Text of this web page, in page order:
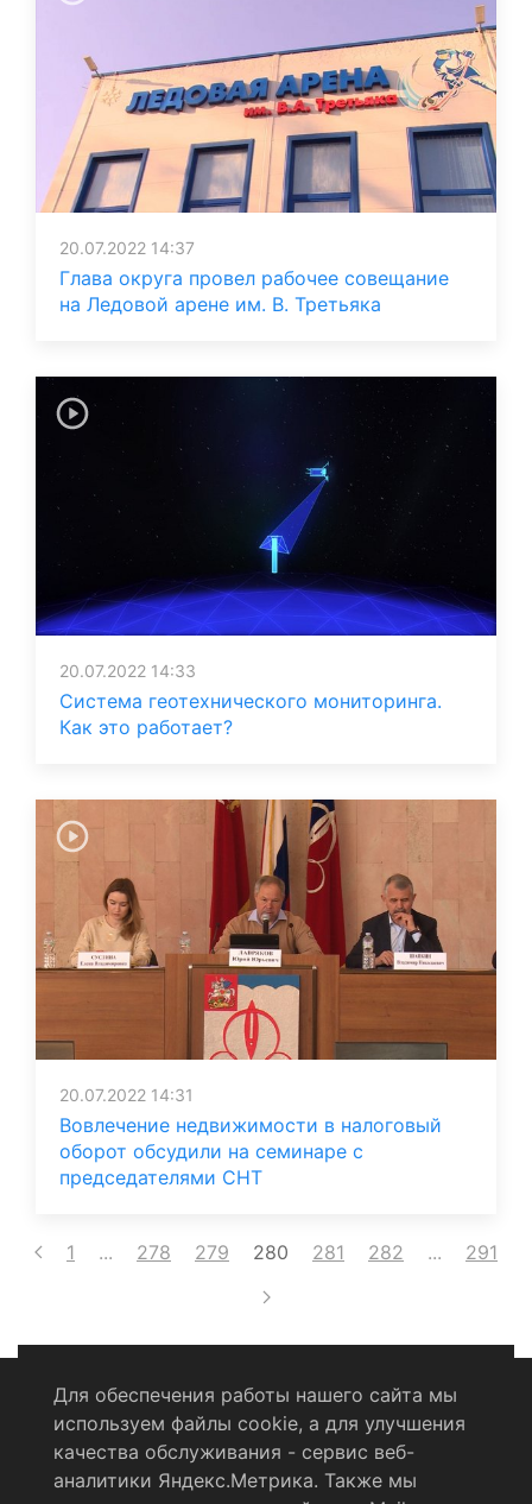
20.07.2022 14:37
Глава округа провел рабочее совещание
на Ледовой арене им. В. Третьяка
20.07.2022 14:33
Система геотехнического мониторинга.
Как это работает?
20.07.2022 14:31
Вовлечение недвижимости в налоговый
оборот обсудили на семинаре с
председателями СНТ
1 ... 278 279 280 281 282 ... 291
Политика конфиденциальности
Согласие на обработку персональных данных
Для обеспечения работы нашего сайта мы
используем файлы cookie, а для улучшения
качества обслуживания - сервис веб-
аналитики Яндекс.Метрика. Также мы